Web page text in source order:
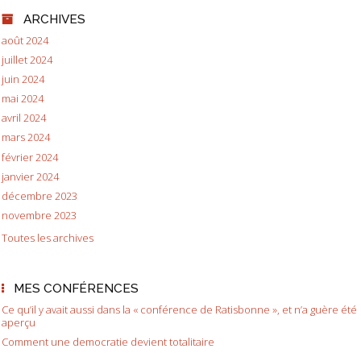
ARCHIVES
août 2024
juillet 2024
juin 2024
mai 2024
avril 2024
mars 2024
février 2024
janvier 2024
décembre 2023
novembre 2023
Toutes les archives
MES CONFÉRENCES
Ce qu’il y avait aussi dans la « conférence de Ratisbonne », et n’a guère été
aperçu
Comment une democratie devient totalitaire